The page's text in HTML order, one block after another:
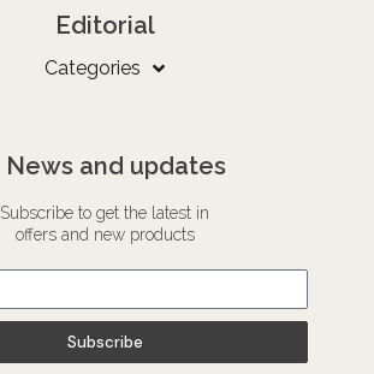
Editorial
Categories
News and updates
Subscribe to get the latest in
offers and new products
Subscribe